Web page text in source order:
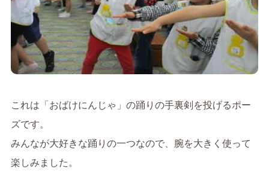
これは「おばけにんじゃ」の踊りの手裏剣を投げるポー
ズです。
みんなが大好きな踊りの一つなので、腕を大きく使って
楽しみました。